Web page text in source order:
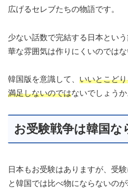
広げるセレブたちの物語です。
少ない話数で完結する日本とい
華な雰囲気は作りにくいのではな
韓国版を意識して、 いいとこど
満足しないのではないでしょうか
お受験戦争は韓国な
日本もお受験はありますが、受
と韓国では比べ物にならないのが